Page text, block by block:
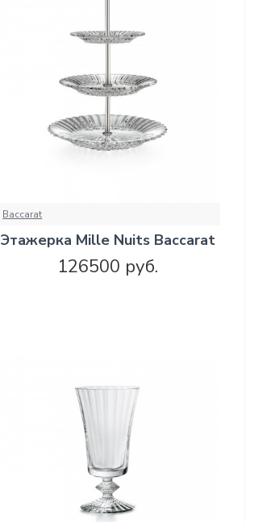
Baccarat
Этажерка Mille Nuits Baccarat
126500 руб.